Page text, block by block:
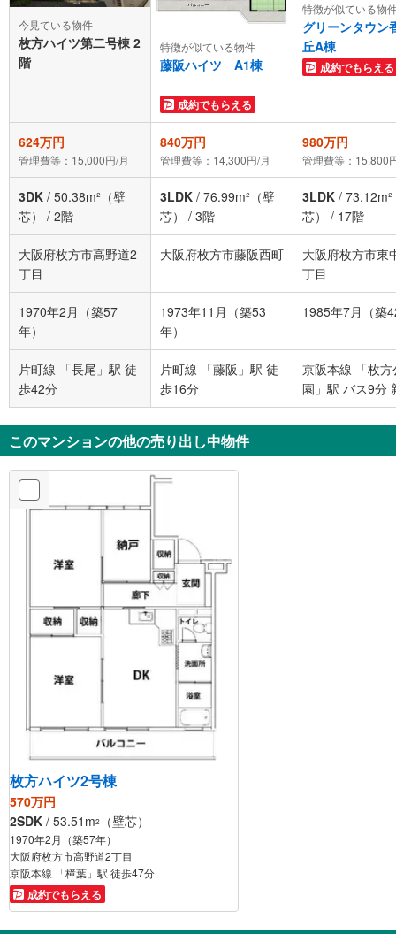
今見ている物件
枚方ハイツ第二号棟 2
階
特徴が似ている物件
藤阪ハイツ A1棟
成約でもらえる
特徴が似ている物
グリーンタウン
丘A棟
成約でもらえる
624万円
管理費等：15,000円/月
840万円
管理費等：14,300円/月
980万円
管理費等：15,800
3DK / 50.38m²（壁
芯）
/ 2階
3LDK / 76.99m²（壁
芯）
/ 3階
3LDK /
芯）
/ 17階
大阪府枚方市高野道2
丁目
大阪府枚方市藤阪西町
大阪府枚方市東
丁目
1970年2月（築57
年）
1973年11月（築53
年）
1985年7月（築
片町線 「長尾」駅 徒
歩42分
片町線 「藤阪」駅 徒
歩16分
京阪本線 「枚方
園」駅 バス9分
田 バス停下車
分
このマンションの他の売り出し中物件
枚方ハイツ2号棟
570万円
2SDK / 53.51m2 （壁芯）
1970年2月（築57年）
大阪府枚方市高野道2丁目
京阪本線 「樟葉」駅 徒歩47分
成約でもらえる